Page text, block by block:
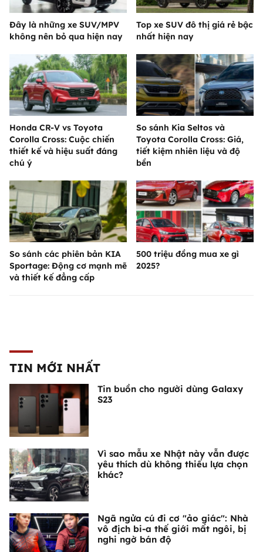
Đây là những xe SUV/MPV
không nên bỏ qua hiện nay
Top xe SUV đô thị giá rẻ bậc
nhất hiện nay
Honda CR-V vs Toyota
Corolla Cross: Cuộc chiến
thiết kế và hiệu suất đáng
chú ý
So sánh Kia Seltos và
Toyota Corolla Cross: Giá,
tiết kiệm nhiên liệu và độ
bền
So sánh các phiên bản KIA
Sportage: Động cơ mạnh mẽ
và thiết kế đẳng cấp
500 triệu đồng mua xe gì
2025?
TIN MỚI NHẤT
Tin buồn cho người dùng Galaxy
S23
Vì sao mẫu xe Nhật này vẫn được
yêu thích dù không thiếu lựa chọn
khác?
Ngã ngửa cú đi cơ "ảo giác": Nhà
vô địch bi-a thế giới mất ngôi, bị
nghi ngờ bán độ